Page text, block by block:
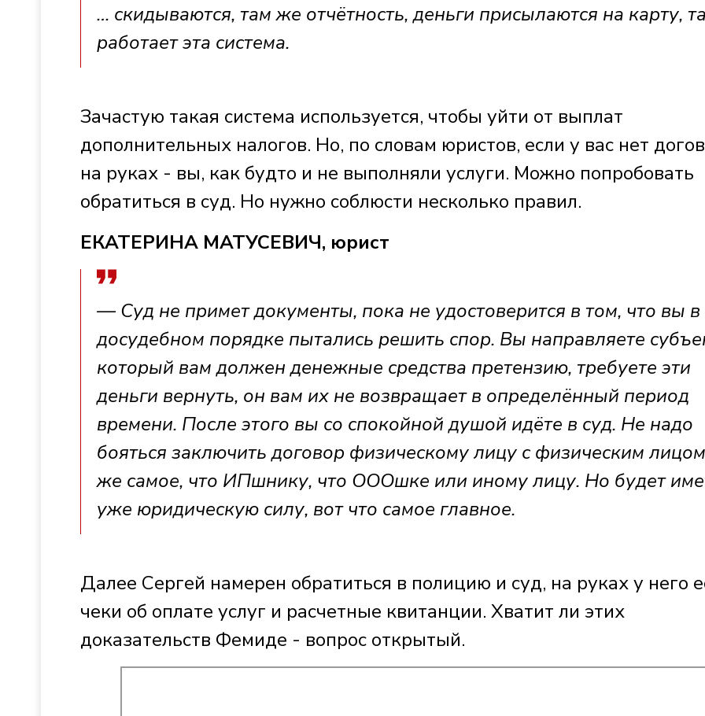
… скидываются, там же отчётность, деньги присылаются на карту,
работает эта система.
Зачастую такая система используется, чтобы уйти от выплат
дополнительных налогов. Но, по словам юристов, если у вас нет
на руках - вы, как будто и не выполняли услуги. Можно попробовать
обратиться в суд. Но нужно соблюсти несколько правил.
ЕКАТЕРИНА МАТУСЕВИЧ, юрист
— Суд не примет документы, пока не удостоверится в том, что вы в
досудебном порядке пытались решить спор. Вы направляете
который вам должен денежные средства претензию, требуете эти
деньги вернуть, он вам их не возвращает в определённый период
времени. После этого вы со спокойной душой идёте в суд. Не надо
бояться заключить договор физическому лицу с физическим
же самое, что ИПшнику, что ОООшке или иному лицу. Но будет
уже юридическую силу, вот что самое главное.
Далее Сергей намерен обратиться в полицию и суд, на руках у него
чеки об оплате услуг и расчетные квитанции. Хватит ли этих
доказательств Фемиде - вопрос открытый.